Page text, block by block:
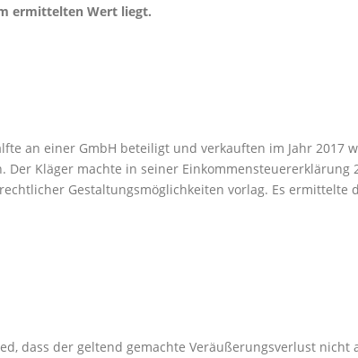
ermittelten Wert liegt.
an einer GmbH beteiligt und verkauften im Jahr 2017
Der Kläger machte in seiner
Gestaltungsmöglichkeiten vorlag. Es
dass der geltend gemachte Veräußerungsverlust